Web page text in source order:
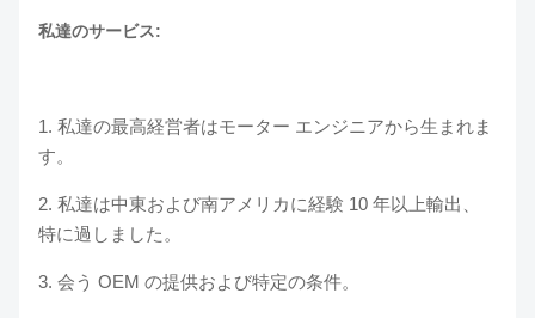
私達のサービス:
1. 私達の最高経営者はモーター エンジニアから生まれま
す。
2. 私達は中東および南アメリカに経験 10 年以上輸出、
特に過しました。
3. 会う OEM の提供および特定の条件。